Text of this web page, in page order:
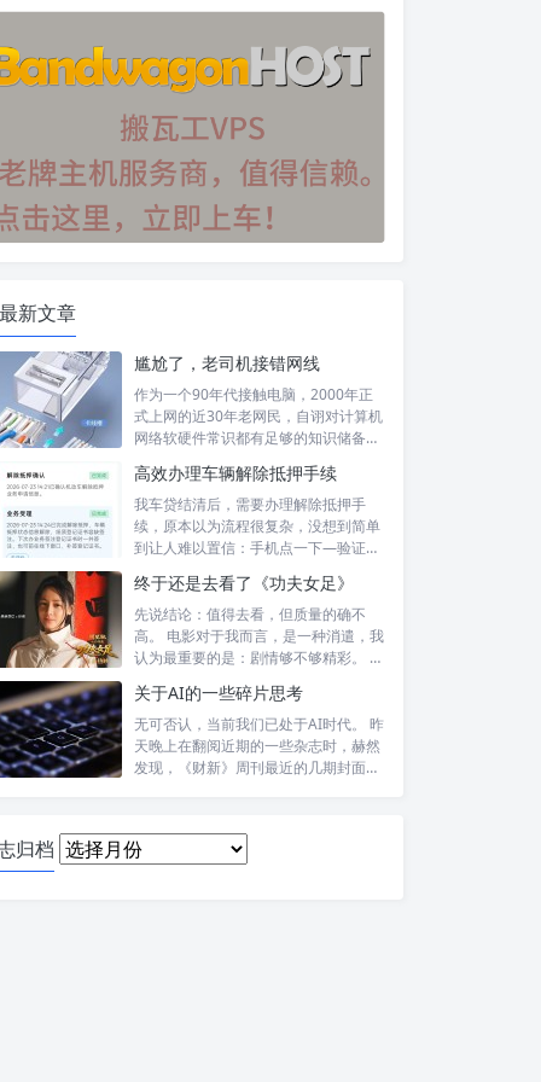
最新文章
尴尬了，老司机接错网线
作为一个90年代接触电脑，2000年正
式上网的近30年老网民，自诩对计算机
网络软硬件常识都有足够的知识储备，
高效办理车辆解除抵押手续
我车贷结清后，需要办理解除抵押手
续，原本以为流程很复杂，没想到简单
到让人难以置信：手机点一下—验证头
终于还是去看了《功夫女足》
先说结论：值得去看，但质量的确不
高。 电影对于我而言，是一种消遣，我
认为最重要的是：剧情够不够精彩。 比
关于AI的一些碎片思考
无可否认，当前我们已处于AI时代。 昨
天晚上在翻阅近期的一些杂志时，赫然
发现，《财新》周刊最近的几期封面报
归档 日